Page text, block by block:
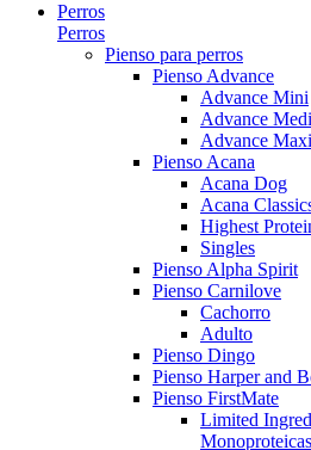
Perros
Perros
Pienso para perros
Pienso Advance
Advance Mini
Advance
Advance Maxi
Pienso Acana
Acana Dog
Acana
Highest
Singles
Pienso Alpha Spirit
Pienso Carnilove
Cachorro
Adulto
Pienso Dingo
Pienso Harper and
Pienso FirstMate
Limited